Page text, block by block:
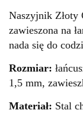
Naszyjnik Złoty
zawieszona na
nada się do
Rozmiar:
1,5 mm,
Materiał: Stal